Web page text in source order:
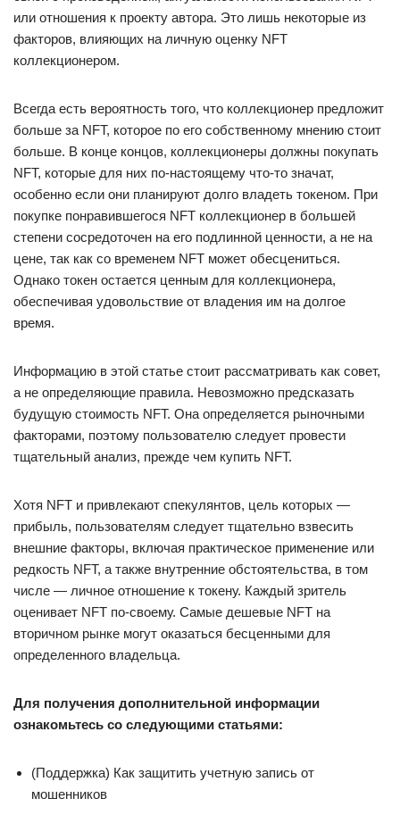
или отношения к проекту автора. Это лишь некоторые из
факторов, влияющих на личную оценку NFT
коллекционером.
Всегда есть вероятность того, что коллекционер предложит
больше за NFT, которое по его собственному мнению стоит
больше. В конце концов, коллекционеры должны покупать
NFT, которые для них по-настоящему что-то значат,
особенно если они планируют долго владеть токеном. При
покупке понравившегося NFT коллекционер в большей
степени сосредоточен на его подлинной ценности, а не на
цене, так как со временем NFT может обесцениться.
Однако токен остается ценным для коллекционера,
обеспечивая удовольствие от владения им на долгое
время.
Информацию в этой статье стоит рассматривать как совет,
а не определяющие правила. Невозможно предсказать
будущую стоимость NFT. Она определяется рыночными
факторами, поэтому пользователю следует провести
тщательный анализ, прежде чем купить NFT.
Хотя NFT и привлекают спекулянтов, цель которых —
прибыль, пользователям следует тщательно взвесить
внешние факторы, включая практическое применение или
редкость NFT, а также внутренние обстоятельства, в том
числе — личное отношение к токену. Каждый зритель
оценивает NFT по-своему. Самые дешевые NFT на
вторичном рынке могут оказаться бесценными для
определенного владельца.
Для получения дополнительной информации
ознакомьтесь со следующими статьями:
(Поддержка) Как защитить учетную запись от
мошенников